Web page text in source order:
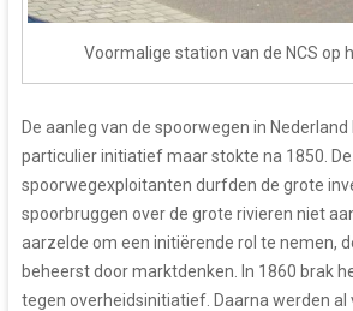
Voormalige station van de NCS op
De aanleg van de spoorwegen in
particulier initiatief maar stokte na 1850. De
spoorwegexploitanten durfden de grote
spoorbruggen over de grote rivieren niet
aarzelde om een initiërende rol te nemen,
beheerst door marktdenken. In 1860 brak
tegen overheidsinitiatief. Daarna werden al